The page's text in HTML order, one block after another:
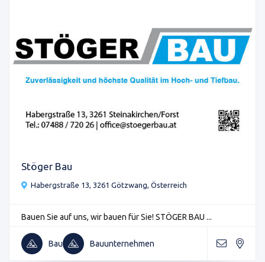
Stöger Bau
Habergstraße 13, 3261 Götzwang, Österreich
Bauen Sie auf uns, wir bauen für Sie! STÖGER BAU ...
Bau Bauunternehmen